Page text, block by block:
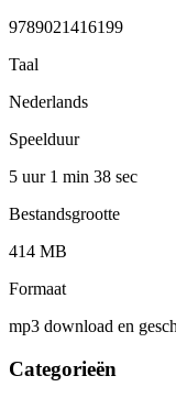
9789021416199
Taal
Nederlands
Speelduur
5 uur 1 min 38 sec
Bestandsgrootte
414 MB
Formaat
mp3 download en
Categorieën